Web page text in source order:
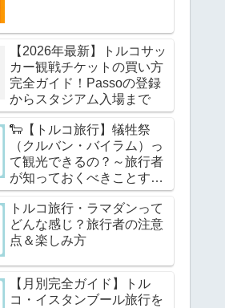
【2026年最新】トルコサッ
カー観戦チケットの買い方
完全ガイド！Passoの登録
からスタジアム入場まで
🐑【トルコ旅行】犠牲祭
（クルバン・バイラム）っ
て観光できるの？～旅行者
が知っておくべきことすべ
て～
トルコ旅行・ラマダンって
どんな感じ？旅行者の注意
点＆楽しみ方
【月別完全ガイド】トル
コ・イスタンブール旅行を